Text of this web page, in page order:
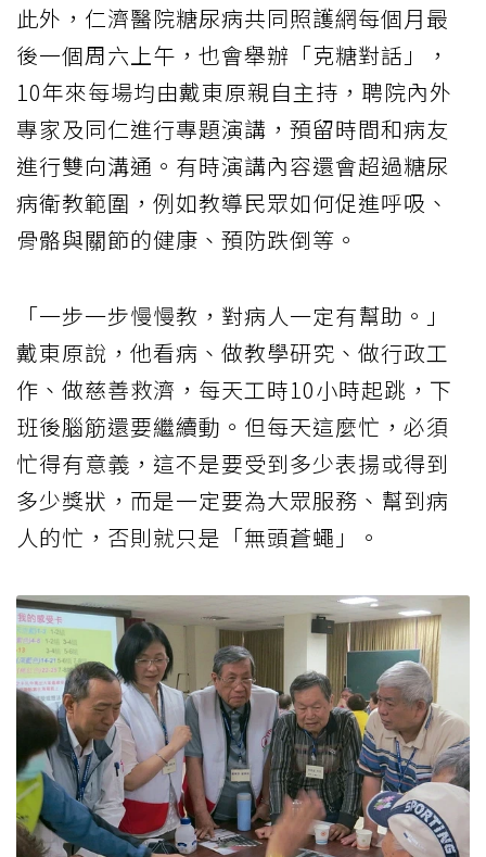
此外，仁濟醫院糖尿病共同照護網每個月最
後一個周六上午，也會舉辦「克糖對話」，
10年來每場均由戴東原親自主持，聘院內外
專家及同仁進行專題演講，預留時間和病友
進行雙向溝通。有時演講內容還會超過糖尿
病衛教範圍，例如教導民眾如何促進呼吸、
骨骼與關節的健康、預防跌倒等。
「一步一步慢慢教，對病人一定有幫助。」
戴東原說，他看病、做教學研究、做行政工
作、做慈善救濟，每天工時10小時起跳，下
班後腦筋還要繼續動。但每天這麼忙，必須
忙得有意義，這不是要受到多少表揚或得到
多少獎狀，而是一定要為大眾服務、幫到病
人的忙，否則就只是「無頭蒼蠅」。